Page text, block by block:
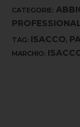
CATEGORIE:
TAG: ISACCO,
MARCHIO: